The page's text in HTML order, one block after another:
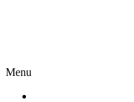
Menu